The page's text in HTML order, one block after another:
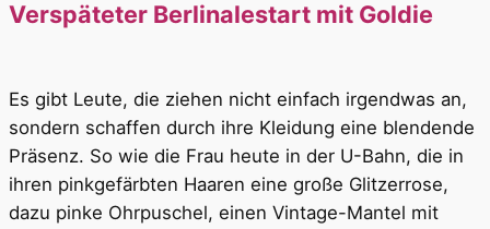
Verspäteter Berlinalestart mit Goldie
Es gibt Leute, die ziehen nicht einfach irgendwas an,
sondern schaffen durch ihre Kleidung eine blendende
Präsenz. So wie die Frau heute in der U-Bahn, die in
ihren pinkgefärbten Haaren eine große Glitzerrose,
dazu pinke Ohrpuschel, einen Vintage-Mantel mit